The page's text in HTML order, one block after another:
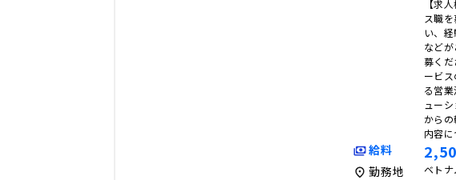
【求
ス職
い、
など
募く
ービ
る営
ュー
から
内容
給料
勤務地 ベトナ